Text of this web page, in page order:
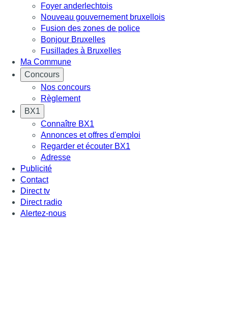
Foyer anderlechtois
Nouveau gouvernement bruxellois
Fusion des zones de police
Bonjour Bruxelles
Fusillades à Bruxelles
Ma Commune
Concours
Nos concours
Règlement
BX1
Connaître BX1
Annonces et offres d'emploi
Regarder et écouter BX1
Adresse
Publicité
Contact
Direct tv
Direct radio
Alertez-nous